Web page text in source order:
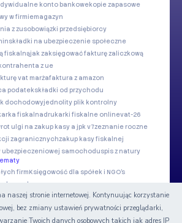
konto bankowekopie zapasowe
w firmiemagazyn
z zusobowiązki przedsiębiorcy
składki na ubezpieczenie społeczne
fiskalnąjak zaksięgować fakturę zaliczkową
z ue
vat marżafaktura z amazon
podatekskładki od przychodu
dochodowyjednolity plik kontrolny
fiskalnadrukarki fiskalne onlinevat-26
ulgi na zakup kasy a jpk v7zeznanie roczne
zagranicznychzakup kasy fiskalnej
ubezpieczeniowej samochoduspis z natury
firmKsięgowość dla spółek i NGO's
naszej stronie internetowej. Kontynuując korzystanie
bez zmiany ustawień prywatności przeglądarki,
Twoich danych osobowych takich jak adres IP